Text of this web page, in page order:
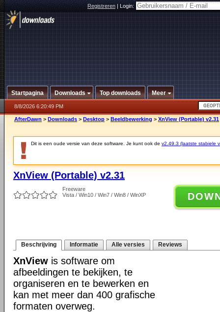
Registreren|Login:
Startpagina Downloads Top downloads Meer
8/8/2026 6:20:49 PM
AfterDawn > Downloads > Desktop > Beeldbewerking > XnView (Portable) v2.31
Dit is een oude versie van deze software. Je kunt ook de v2.49.3 (laatste stabiele
XnView (Portable) v2.31
Freeware
Vista / Win10 / Win7 / Win8 / WinXP
Beschrijving Informatie Alle versies Reviews
XnView is software om
afbeeldingen te bekijken, te
organiseren en te bewerken en
kan met meer dan 400 grafische
formaten overweg.